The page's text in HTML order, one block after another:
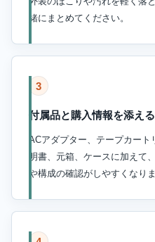
緒にまとめてください。
3
付属品と購入情報を添える
ACアダプター、テープカー
明書、元箱、ケースに加えて
や構成の確認がしやすくなりま